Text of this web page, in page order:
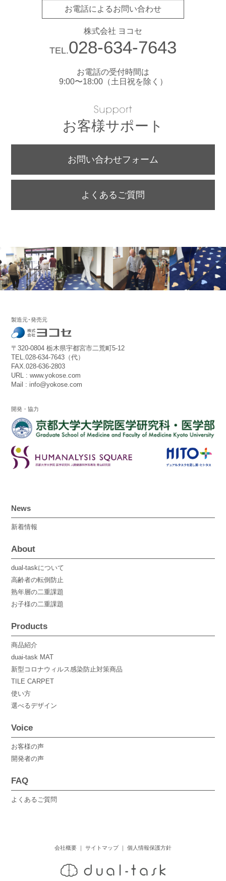
お電話によるお問い合わせ
株式会社 ヨコセ
TEL.028-634-7643
お電話の受付時間は
9:00〜18:00（土日祝を除く）
お客様サポート
お問い合わせフォーム
よくあるご質問
製造元･発売元
〒320-0804 栃木県宇都宮市二荒町5-12
TEL.028-634-7643（代）
FAX.028-636-2803
URL : www.yokose.com
Mail : info@yokose.com
開発・協力
News
新着情報
About
dual-taskについて
高齢者の転倒防止
熟年層の二重課題
お子様の二重課題
Products
商品紹介
duai-task MAT
新型コロナウィルス感染防止対策商品
TILE CARPET
使い方
選べるデザイン
Voice
お客様の声
開発者の声
FAQ
よくあるご質問
会社概要 サイトマップ 個人情報保護方針